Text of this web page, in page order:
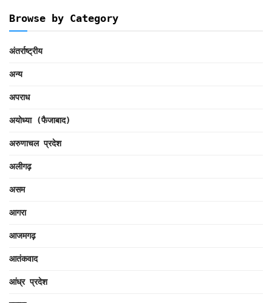
Browse by Category
अंतर्राष्ट्रीय
अन्य
अपराध
अयोध्या (फैजाबाद)
अरुणाचल प्रदेश
अलीगढ़
असम
आगरा
आजमगढ़
आतंकवाद
आंध्र प्रदेश